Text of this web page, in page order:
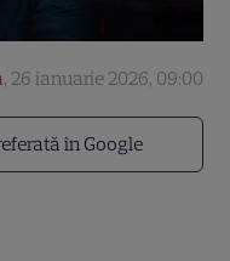
în Google
, 26 ianuarie 2026, 09:00